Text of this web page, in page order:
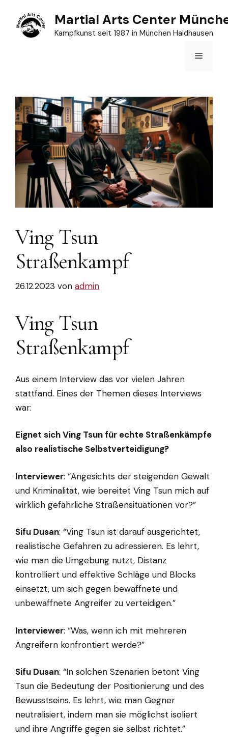
Inhalt
springen
Martial Arts Center
Kampfkunst seit 1987 in München Haidhausen
Menü
Ving Tsun
Straßenkampf
26.12.2023 von admin
Ving Tsun
Straßenkampf
Aus einem Interview das vor vielen Jahren
stattfand. Eines der Themen dieses Interviews
war:
Eignet sich Ving Tsun für echte Straßenkämpfe
also realistische Selbstverteidigung?
Interviewer: “Angesichts der steigenden Gewalt
und Kriminalität, wie bereitet Ving Tsun mich auf
wirklich gefährliche Straßensituationen vor?”
Sifu Dusan: “Ving Tsun ist darauf ausgerichtet,
realistische Gefahren zu adressieren. Es lehrt,
wie man die Umgebung nutzt, Distanz
kontrolliert und effektive Schläge und Blocks
einsetzt, um sich gegen bewaffnete und
unbewaffnete Angreifer zu verteidigen.”
Interviewer: “Was, wenn ich mit mehreren
Angreifern konfrontiert werde?”
Sifu Dusan: “In solchen Szenarien betont Ving
Tsun die Bedeutung der Positionierung und des
Bewusstseins. Es lehrt, wie man Gegner
neutralisiert, indem man sie möglichst isoliert
und ihre Angriffe gegen sie selbst richtet.”